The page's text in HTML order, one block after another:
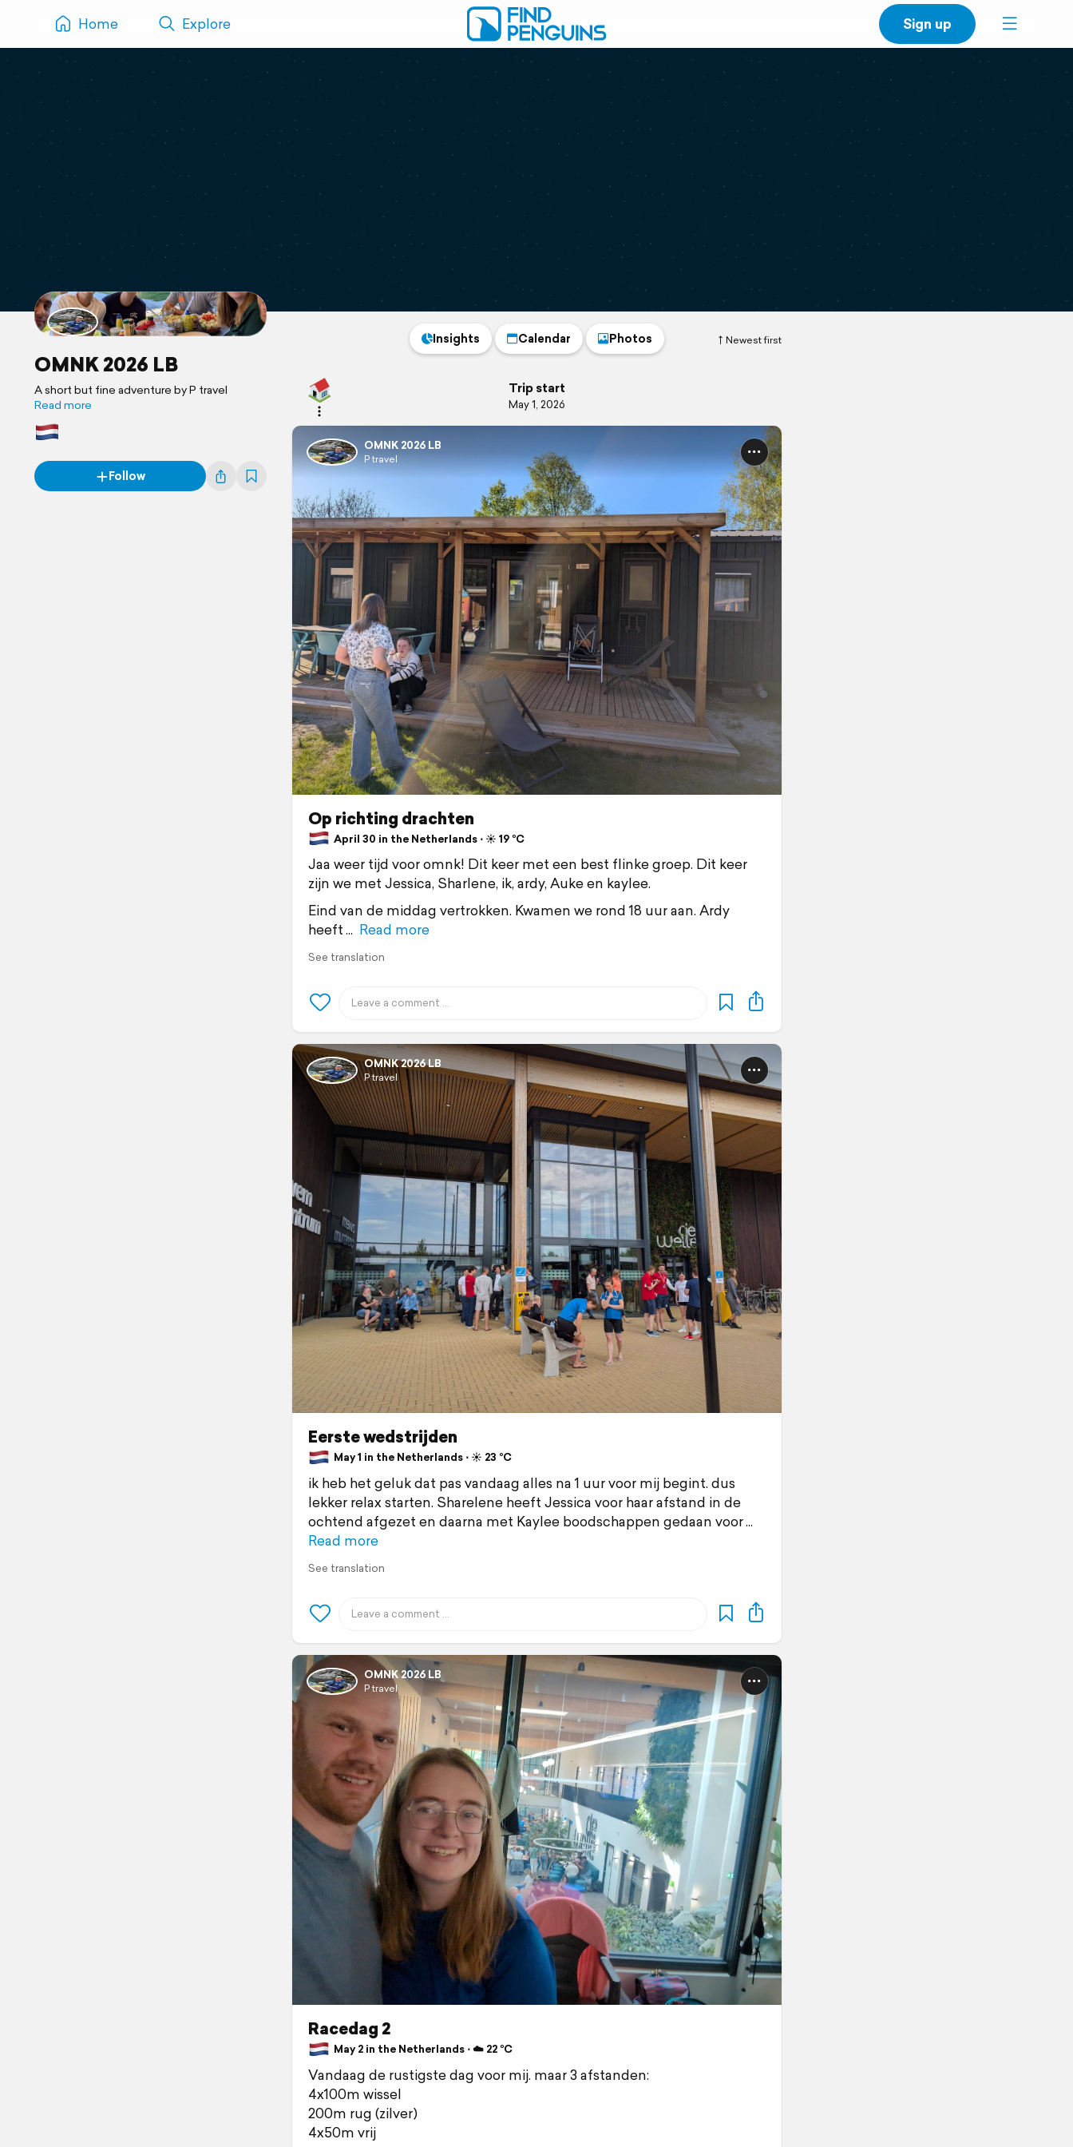
Home Explore Sign up
OMNK 2026 LB
A short but fine adventure by P travel
Read more
Follow
Newest first
Insights Calendar Photos
Trip start
May 1, 2026
OMNK 2026 LB
P travel
Op richting drachten
April 30 in the Netherlands ⋅ ☀️ 19 °C
Jaa weer tijd voor omnk! Dit keer met een best flinke groep. Dit keer
zijn we met Jessica, Sharlene, ik, ardy, Auke en kaylee.
Eind van de middag vertrokken. Kwamen we rond 18 uur aan. Ardy
heeft
Read more
See translation
OMNK 2026 LB
P travel
Eerste wedstrijden
May 1 in the Netherlands ⋅ ☀️ 23 °C
ik heb het geluk dat pas vandaag alles na 1 uur voor mij begint. dus
lekker relax starten. Sharelene heeft Jessica voor haar afstand in de
ochtend afgezet en daarna met Kaylee boodschappen gedaan voor
Read more
See translation
OMNK 2026 LB
P travel
Racedag 2
May 2 in the Netherlands ⋅ ☁️ 22 °C
Vandaag de rustigste dag voor mij. maar 3 afstanden:
4x100m wissel
200m rug (zilver)
4x50m vrij